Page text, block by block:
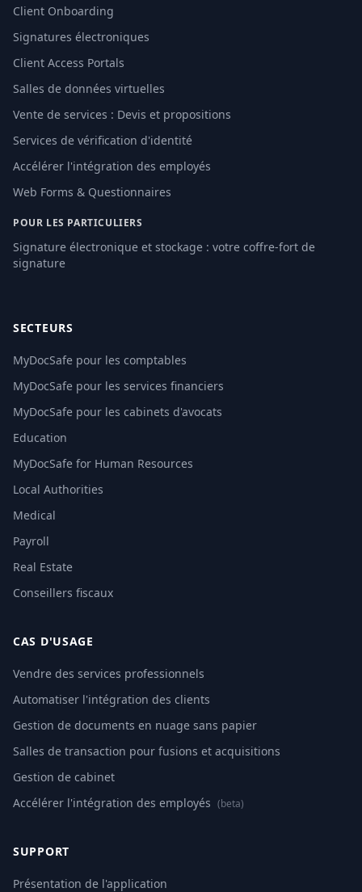
Client Onboarding
Signatures électroniques
Client Access Portals
Salles de données virtuelles
Vente de services : Devis et propositions
Services de vérification d'identité
Accélérer l'intégration des employés
Web Forms & Questionnaires
POUR LES PARTICULIERS
Signature électronique et stockage : votre coffre-fort de
signature
SECTEURS
MyDocSafe pour les comptables
MyDocSafe pour les services financiers
MyDocSafe pour les cabinets d'avocats
Education
MyDocSafe for Human Resources
Local Authorities
Medical
Payroll
Real Estate
Conseillers fiscaux
CAS D'USAGE
Vendre des services professionnels
Automatiser l'intégration des clients
Gestion de documents en nuage sans papier
Salles de transaction pour fusions et acquisitions
Gestion de cabinet
Accélérer l'intégration des employés (beta)
SUPPORT
Présentation de l'application